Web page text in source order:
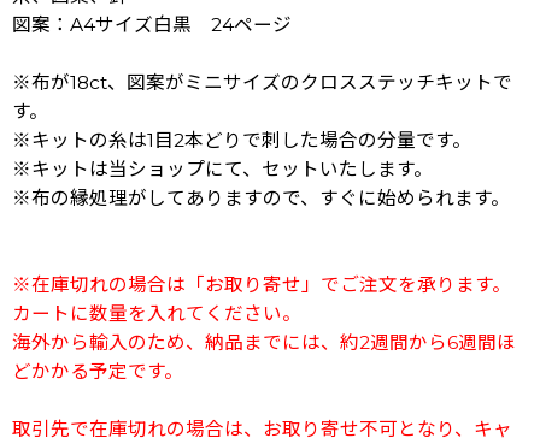
図案：A4サイズ白黒 24ページ
※布が18ct、図案がミニサイズのクロスステッチキットで
す。
※キットの糸は1目2本どりで刺した場合の分量です。
※キットは当ショップにて、セットいたします。
※布の縁処理がしてありますので、すぐに始められます。
※在庫切れの場合は「お取り寄せ」でご注文を承ります。
カートに数量を入れてください。
海外から輸入のため、納品までには、約2週間から6週間ほ
どかかる予定です。
取引先で在庫切れの場合は、お取り寄せ不可となり、キャ